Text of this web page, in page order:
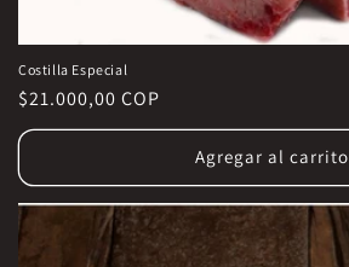
Costilla Especial
Precio
habitual
$21.000,00 COP
Agregar al carrito